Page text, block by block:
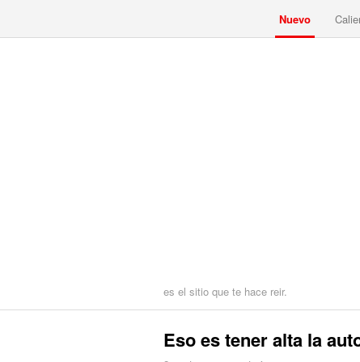
Nuevo
es el sitio que te hace reir.
Eso es tener alta la